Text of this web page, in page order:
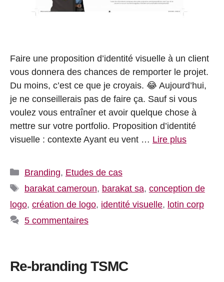
Faire une proposition d’identité visuelle à un client
vous donnera des chances de remporter le projet.
Du moins, c’est ce que je croyais. 😂 Aujourd’hui,
je ne conseillerais pas de faire ça. Sauf si vous
voulez vous entraîner et avoir quelque chose à
mettre sur votre portfolio. Proposition d’identité
visuelle : contexte Ayant eu vent … Lire plus
Catégories
Branding, Etudes de cas
Étiquettes
barakat cameroun, barakat sa, conception de
logo, création de logo, identité visuelle, lotin corp
5 commentaires
Re-branding TSMC